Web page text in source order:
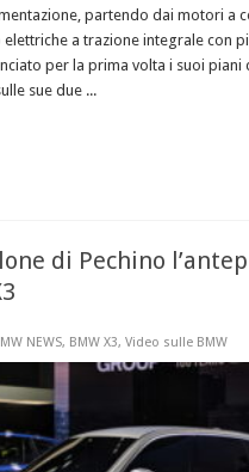
partendo dai motori a
a trazione integrale con
per la prima volta i suoi piani
sue due ...
di Pechino
NEWS, BMW X3,Video sulle BMW